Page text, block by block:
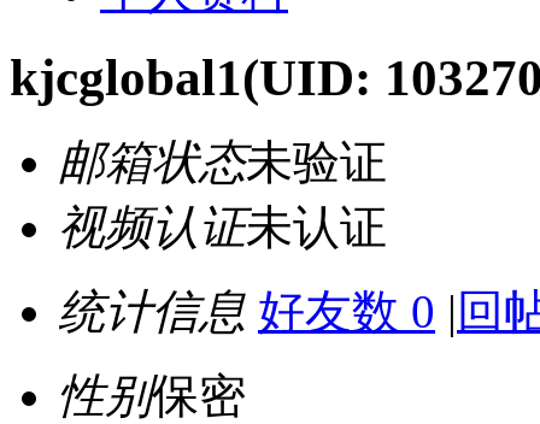
kjcglobal1(UID:
邮箱状态未验证
视频认证未认证
统计信息 好友数 0 | 回
性别保密